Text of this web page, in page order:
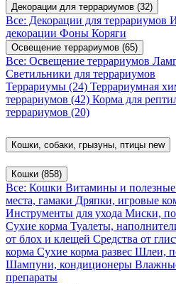
Декорации для террариумов (32)
Все: Декорации для террариумов
декорации Фоны Коряги
Освещение террариумов (65)
Все: Освещение террариумов
Светильники для террариумов
Террариумы (24) Террариумная
террариумов (42) Корма для
террариумов (20)
Кошки, собаки, грызуны, птицы new
Кошки (858)
Все: Кошки Витамины и полезные
места, гамаки Дряпки, игровые
Инструменты для ухода Миски,
Сухие корма Туалеты,
от блох и клещей Средства от
корма Сухие корма развес Шлеи,
Шампуни, кондиционеры
препараты